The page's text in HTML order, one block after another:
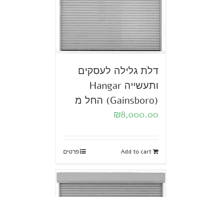
דלת גלילה לעסקים
ותעשייה Hangar
(Gainsboro) החל מ
₪8,000.00
Add to cart פרטים